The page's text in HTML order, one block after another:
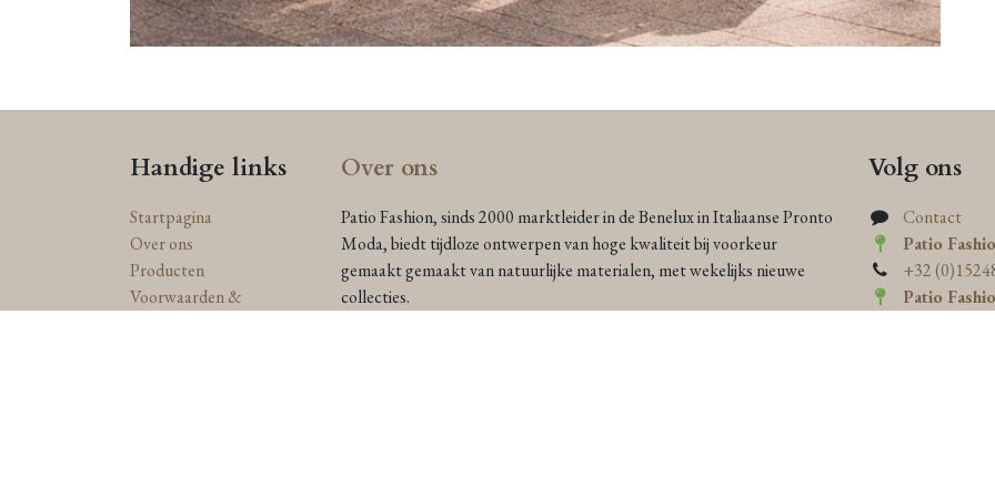
Handige links
Startpagina
Over ons
Producten
Voorwaarden &
Over ons
Patio Fashion, sinds 2000 marktleider in de Benelux in Italiaanse Pronto
Moda, biedt tijdloze ontwerpen van hoge kwaliteit bij voorkeur
gemaakt gemaakt van natuurlijke materialen, met wekelijks nieuwe
collecties.
Volg ons
Contact
Patio
+32
Patio